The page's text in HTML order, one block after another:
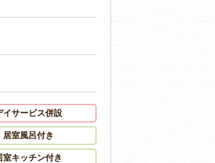
イサービス併設
居室風呂付き
室キッチン付き